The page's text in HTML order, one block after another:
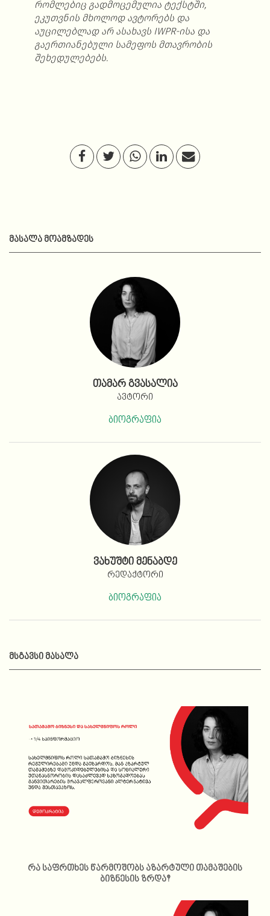
რომლებიც გადმოცემულია ტექსტში,
ეკუთვნის მხოლოდ ავტორებს და
აუცილებლად არ ასახავს IWPR-ისა და
გაერთიანებული სამეფოს მთავრობის
შეხედულებებს.
ᲛᲐᲡᲐᲚᲐ ᲛᲝᲐᲛᲖᲐᲓᲔᲡ
თამარ გვასალია
ავტორი
ბიოგრაფია
ვახუშტი მენაბდე
რედაქტორი
ბიოგრაფია
ᲛᲡᲒᲐᲕᲡᲘ ᲛᲐᲡᲐᲚᲐ
რა საფრთხეს წარმოშობს აზარტული თამაშების
ბიზნესის ზრდა?